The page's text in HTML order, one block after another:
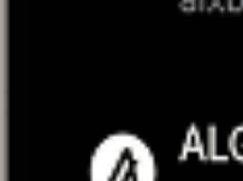
Přístup k
Regulační standardy